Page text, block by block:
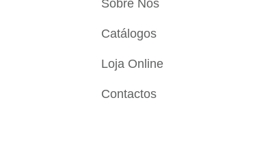
Sobre Nós
Catálogos
Loja Online
Contactos